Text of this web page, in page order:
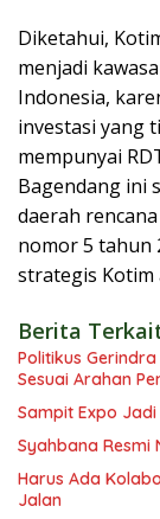
Diketahui,
menjadi
Indonesia,
investasi yang
mempunyai
Bagendang ini
daerah
nomor 5 tahun
strategis Kotim
Berita
Politikus
Sesuai Arahan
Sampit Expo
Syahbana Resmi
Harus Ada
Jalan